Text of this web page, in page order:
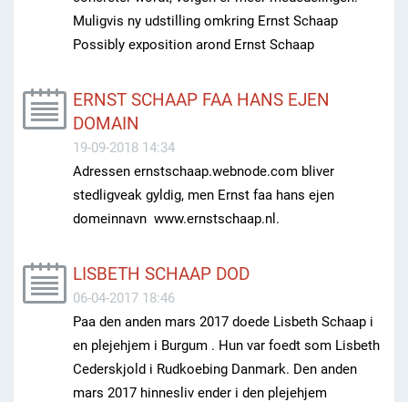
Muligvis ny udstilling omkring Ernst Schaap
Possibly exposition arond Ernst Schaap
ERNST SCHAAP FAA HANS EJEN
DOMAIN
19-09-2018 14:34
Adressen ernstschaap.webnode.com bliver
stedligveak gyldig, men Ernst faa hans ejen
domeinnavn www.ernstschaap.nl.
LISBETH SCHAAP DOD
06-04-2017 18:46
Paa den anden mars 2017 doede Lisbeth Schaap i
en plejehjem i Burgum . Hun var foedt som Lisbeth
Cederskjold i Rudkoebing Danmark. Den anden
mars 2017 hinnesliv ender i den plejehjem